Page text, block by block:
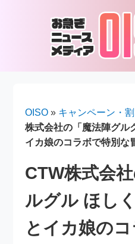
OISO » キャンペーン・
株式会社の「魔法陣グル
イカ娘のコラボで特別な
CTW株式会
ルグル ほし
とイカ娘の